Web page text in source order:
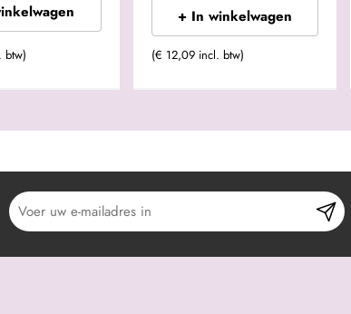
btw)
+ In winkelwagen
(€ 12,09 incl. btw)